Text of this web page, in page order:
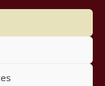
légales